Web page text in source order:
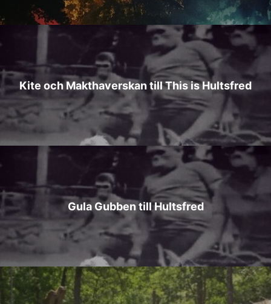
Kite och Makthaverskan till This is Hultsfred
Gula Gubben till Hultsfred